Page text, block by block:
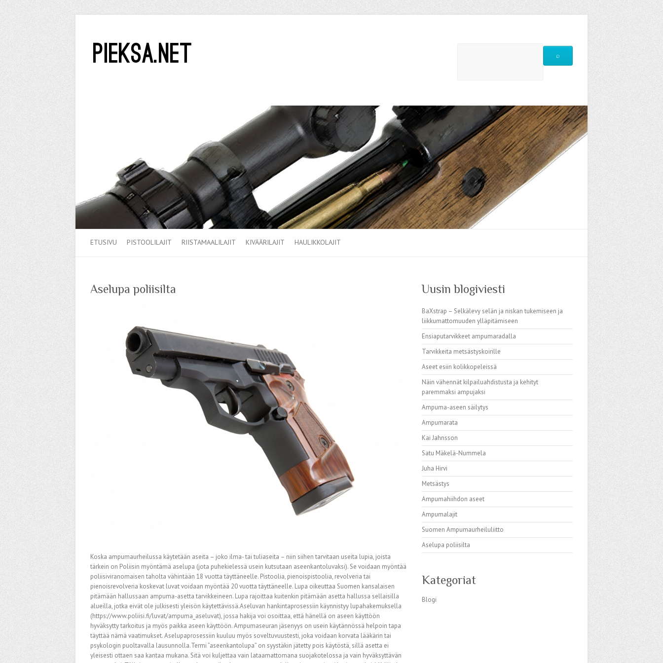
ETUSIVU PISTOOLILAJIT RIISTAMAALILAJIT KIVÄÄRILAJIT HAULIKKOLAJIT
Aselupa poliisilta
Koska ampumaurheilussa käytetään aseita – joko ilma- tai tuliaseita – niin siihen tarvitaan useita lupia, joista
tärkein on Poliisin myöntämä aselupa (jota puhekielessä usein kutsutaan aseenkantoluvaksi). Se voidaan myöntää
poliisiviranomaisen taholta vähintään 18 vuotta täyttäneelle. Pistoolia, pienoispistoolia, revolveria tai
pienoisrevolveria koskevat luvat voidaan myöntää 20 vuotta täyttäneelle. Lupa oikeuttaa Suomen kansalaisen
pitämään hallussaan ampuma-asetta tarvikkeineen. Lupa rajoittaa kuitenkin pitämään asetta hallussa sellaisilla
alueilla, jotka eivät ole julkisesti yleisön käytettävissä.Aseluvan hankintaprosessiin käynnistyy lupahakemuksella
(https://www.poliisi.fi/luvat/ampuma_aseluvat), jossa hakija voi osoittaa, että hänellä on aseen käyttöön
hyväksytty tarkoitus ja myös paikka aseen käyttöön. Ampumaseuran jäsenyys on usein käytännössä helpoin tapa
täyttää nämä vaatimukset. Aselupaprosessiin kuuluu myös soveltuvuustesti, joka voidaan korvata lääkärin tai
psykologin puoltavalla lausunnolla.Termi ”aseenkantolupa” on syystäkin jätetty pois käytöstä, sillä asetta ei
yleisesti ottaen saa kantaa mukana. Sitä voi kuljettaa vain lataamattomana suojakotelossa ja vain hyväksyttävän
Uusin blogiviesti
BaXstrap – Selkälevy selän ja niskan tukemiseen ja
liikkumattomuuden ylläpitämiseen
Ensiaputarvikkeet ampumaradalla
Tarvikkeita metsästyskoirille
Aseet esiin kolikkopeleissä
Näin vähennät kilpailuahdistusta ja kehityt
paremmaksi ampujaksi
Ampuma-aseen säilytys
Ampumarata
Kai Jahnsson
Satu Mäkelä-Nummela
Juha Hirvi
Metsästys
Ampumahiihdon aseet
Ampumalajit
Suomen Ampumaurheiluliitto
Aselupa poliisilta
Kategoriat
Blogi